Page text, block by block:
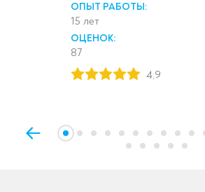
ОПЫТ РАБОТЫ:
15 лет
ОЦЕНОК:
87
4,9